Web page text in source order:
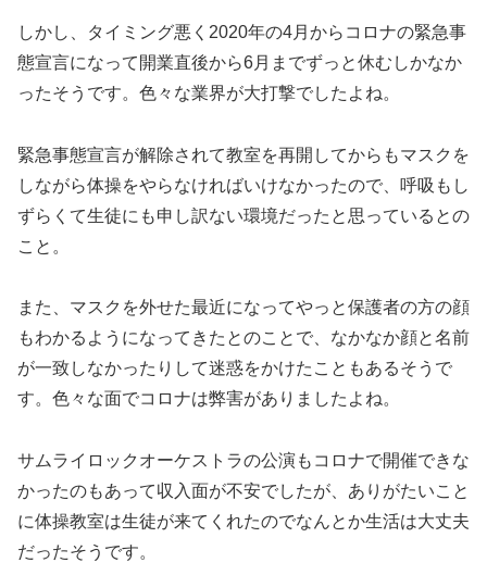
しかし、タイミング悪く2020年の4月からコロナの緊急事
態宣言になって開業直後から6月までずっと休むしかなか
ったそうです。色々な業界が大打撃でしたよね。
緊急事態宣言が解除されて教室を再開してからもマスクを
しながら体操をやらなければいけなかったので、呼吸もし
ずらくて生徒にも申し訳ない環境だったと思っているとの
こと。
また、マスクを外せた最近になってやっと保護者の方の顔
もわかるようになってきたとのことで、なかなか顔と名前
が一致しなかったりして迷惑をかけたこともあるそうで
す。色々な面でコロナは弊害がありましたよね。
サムライロックオーケストラの公演もコロナで開催できな
かったのもあって収入面が不安でしたが、ありがたいこと
に体操教室は生徒が来てくれたのでなんとか生活は大丈夫
だったそうです。